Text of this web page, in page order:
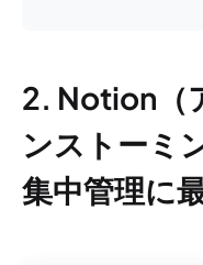
2. Notion（
ンストーミ
集中管理に最